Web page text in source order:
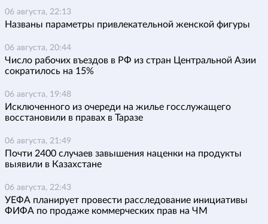
06 августа, 22:13
Названы параметры привлекательной женской фигуры
06 августа, 20:44
Число рабочих въездов в РФ из стран Центральной Азии
сократилось на 15%
06 августа, 19:48
Исключенного из очереди на жилье госслужащего
восстановили в правах в Таразе
06 августа, 21:49
Почти 2400 случаев завышения наценки на продукты
выявили в Казахстане
06 августа, 22:43
УЕФА планирует провести расследование инициативы
ФИФА по продаже коммерческих прав на ЧМ